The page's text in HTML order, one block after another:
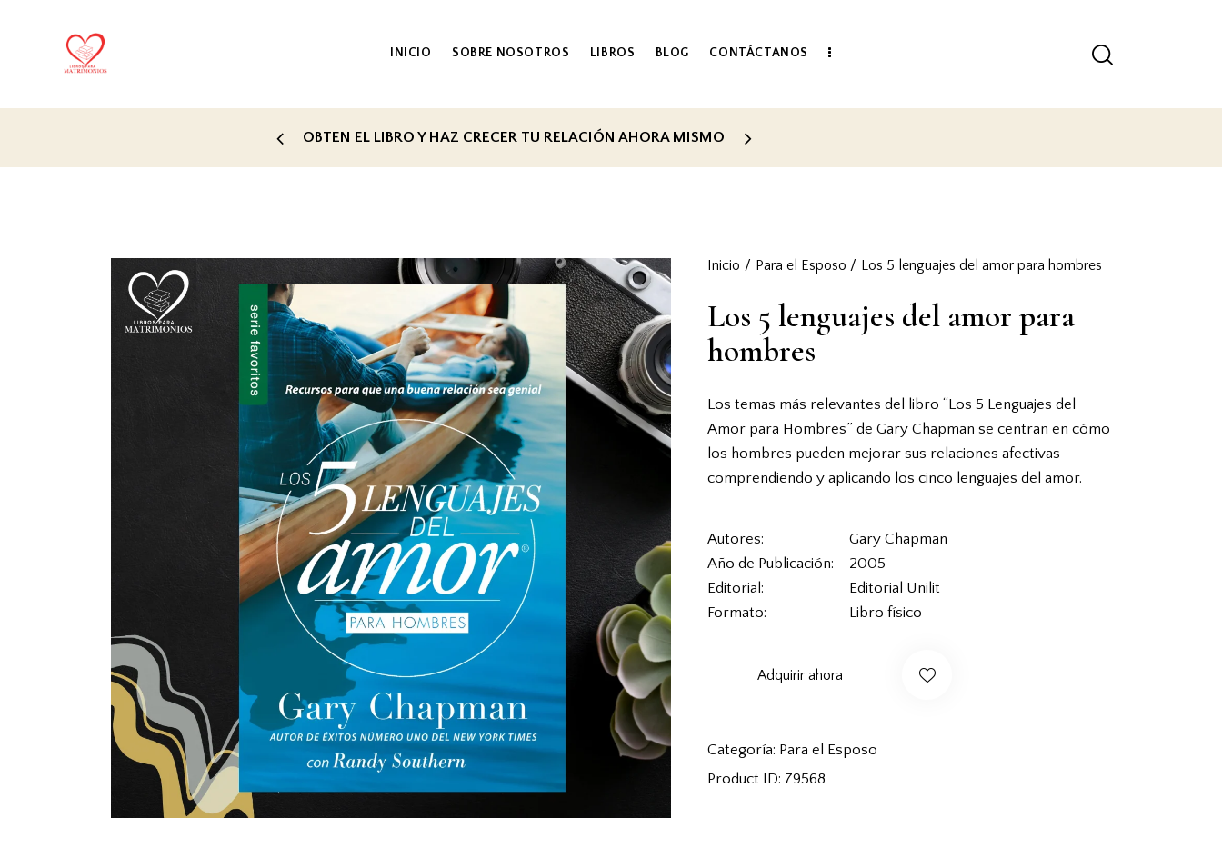
INICIO SOBRE NOSOTROS LIBROS BLOG CONTÁCTANOS
ESTE LIBRO ES EXCLUSIVAMENTE RECOMENDADO PARA TI
Inicio Para el Esposo Los 5 lenguajes del amor para hombres
Los 5 lenguajes del amor para
hombres
Los temas más relevantes del libro “Los 5 Lenguajes del
Amor para Hombres” de Gary Chapman se centran en cómo
los hombres pueden mejorar sus relaciones afectivas
comprendiendo y aplicando los cinco lenguajes del amor.
Autores
Gary Chapman
Año de Publicación
2005
Editorial
Editorial Unilit
Formato
Libro físico
Adquirir ahora
Categoría: Para el Esposo
Product ID: 79568